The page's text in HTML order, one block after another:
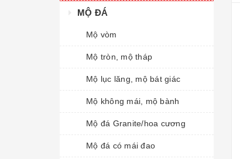
MỘ ĐÁ
Mộ vòm
Mộ tròn, mộ tháp
Mộ lục lăng, mộ bát giác
Mộ không mái, mộ bành
Mộ đá Granite/hoa cương
Mộ đá có mái đao
Mộ tam cấp - 82